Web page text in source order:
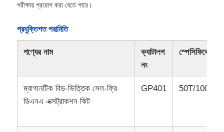
পরীক্ষায় প্রয়োগ করা যেতে পারে।
প্রযুক্তিগত পরামিতি
পণ্যের নাম
ক্যাটালগ
নং
স্পেসিফিকেশন
ম্যাগনেটিক বিড-ভিত্তিক সেল-ফ্রি
ডিএনএ এক্সট্রাকশন কিট
GP401 50T/100T